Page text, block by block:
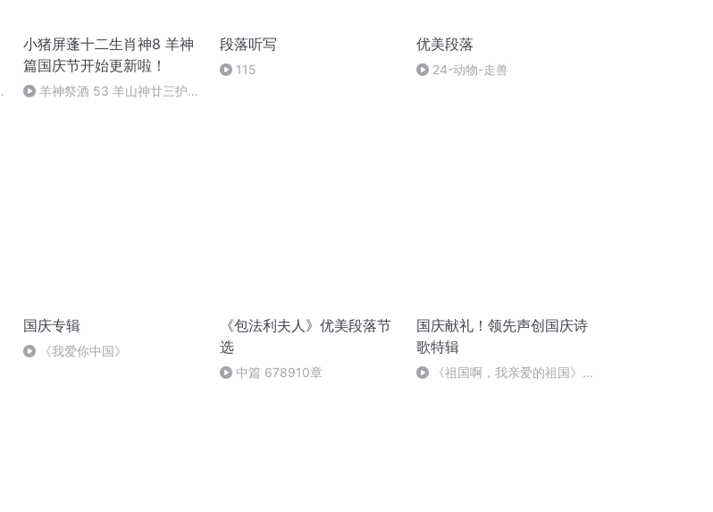
小猪屏蓬十二生肖神8 羊神
篇国庆节开始更新啦！
羊神祭酒 53 羊山神廿三护祭
段落听写
115
优美段落
24-动物-走兽
国庆专辑
《我爱你中国》
《包法利夫人》优美段落节
选
中篇 678910章
国庆献礼！领先声创国庆诗
歌特辑
《祖国啊，我亲爱的祖国》温